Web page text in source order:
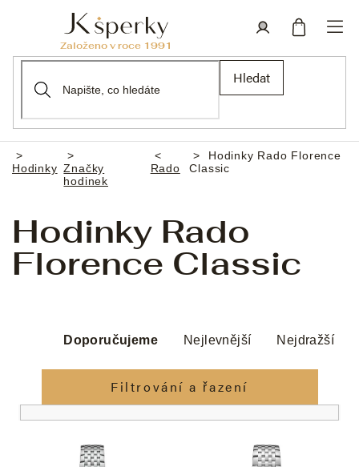
Hledat
Domů
Hodinky Značky
hodinek
Rado
Hodinky Rado Florence
Classic
Hodinky Rado
Florence Classic
z
n
í
Doporučujeme Nejlevnější Nejdražší
Filtrování a řazení